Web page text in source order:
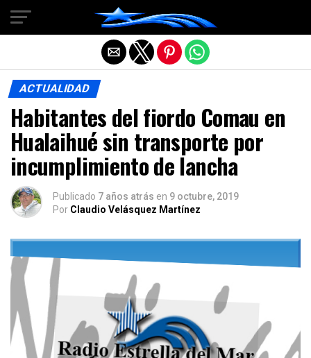
ACTUALIDAD
Habitantes del fiordo Comau en
Hualaihué sin transporte por
incumplimiento de lancha
Publicado 7 años atrás en 9 octubre, 2019
Por Claudio Velásquez Martínez
Salir de la versión móvil